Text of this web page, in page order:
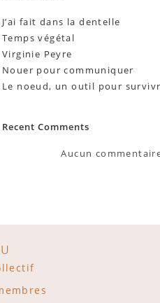
J’ai fait dans la dentelle
Temps végétal
Virginie Peyre
Nouer pour communiquer
Le noeud, un outil pour
Recent Comments
Aucun